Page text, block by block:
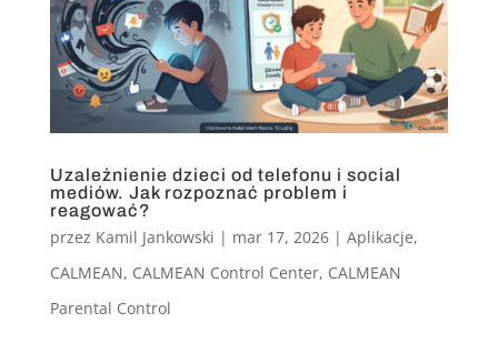
Uzależnienie dzieci od telefonu i social
mediów. Jak rozpoznać problem i
reagować?
przez Kamil Jankowski | mar 17, 2026| Aplikacje,
CALMEAN, CALMEAN Control Center, CALMEAN
Parental Control